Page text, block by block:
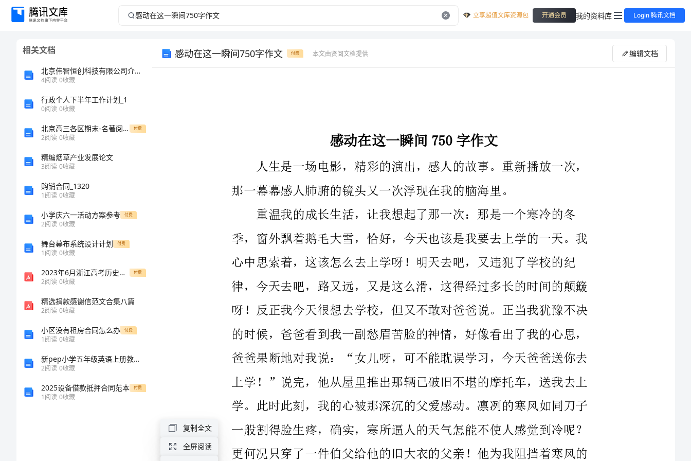
感
立享超值文库资源包 开通会员 我的资料库 Login 腾讯文档
相关文档
北京伟智恒创科技有限公司介绍企业发展分析报告
4阅读 0收藏
行政个人下半年工作计划_1
0阅读 0收藏
北京高三各区期末-名著阅读试题汇总 付费
2阅读 0收藏
精编烟草产业发展论文
3阅读 0收藏
购销合同_1320
1阅读 0收藏
小学庆六一活动方案参考 付费
2阅读 0收藏
舞台幕布系统设计计划 付费
1阅读 0收藏
2023年6月浙江高考历史真题变式练习中国古代史 付费
2阅读 0收藏
精选捐款感谢信范文合集八篇
2阅读 0收藏
小区没有租房合同怎么办 付费
1阅读 0收藏
新pep小学五年级英语上册教案范文
2阅读 0收藏
2025设备借款抵押合同范本 付费
1阅读 0收藏
感动在这一瞬间750字作文 付费 本文由贤阅文档提供 编辑文档
你冷吗？”我刚想回答，父亲又告诉我：“爸爸知道你冷，你不想
难为爸爸，对不？唉！都怪爸爸不能给你买辆汽车，可我会尽最大
努力让你享受幸福，你是一个贫苦的孩子，父亲知道你比别的孩子
那一幕幕感人肺腑的镜头又一次浮现在我的脑海里。
重温我的成长生活，让我想起了那一次：那是一个寒冷的冬
季，窗外飘着鹅毛大雪，恰好，今天也该是我要去上学的一天。我
律，今天去吧，路又远，又是这么滑，这得经过多长的时间的颠簸
呀！反正我今天很想去学校，但又不敢对爸爸说。正当我犹豫不决
的时候，爸爸看到我一副愁眉苦脸的神情，好像看出了我的心思，
爸爸果断地对我说：“女儿呀，可不能耽误学习，今天爸爸送你去
学。此时此刻，我的心被那深沉的父爱感动。凛冽的寒风如同刀子
一般割得脸生疼，确实，寒所逼人的天气怎能不使人感觉到冷呢？
更何况只穿了一件伯父给他的旧大衣的父亲！他为我阻挡着寒风的
复制全文
全屏阅读